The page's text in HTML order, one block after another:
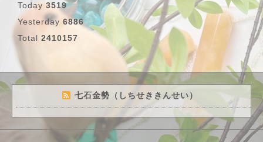
Today 3519
Yesterday 6886
Total 2410157
七石金勢（しちせききんせい）